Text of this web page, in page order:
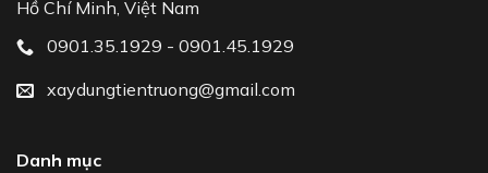
Hồ Chí Minh, Việt Nam
0901.35.1929 - 0901.45.1929
xaydungtientruong@gmail.com
Danh mục